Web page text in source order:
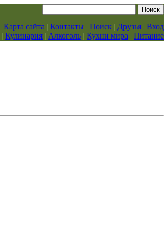
| Карта сайта | Контакты | Поиск | Друзья | Вход
| Кулинария | Алкоголь | Кухни мира | Питание